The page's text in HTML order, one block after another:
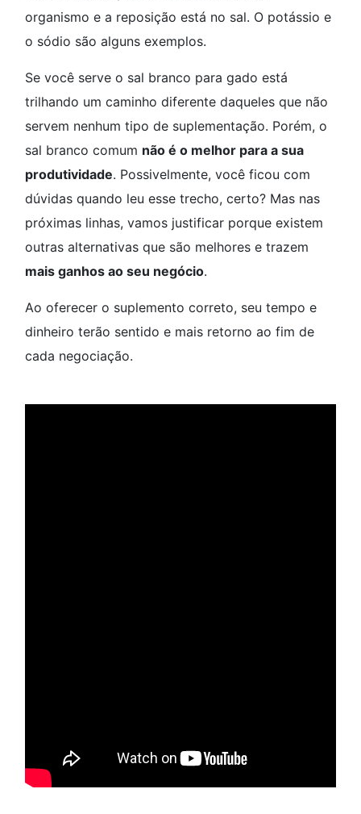
organismo e a reposição está no sal. O potássio e
o sódio são alguns exemplos.
Se você serve o sal branco para gado está
trilhando um caminho diferente daqueles que não
servem nenhum tipo de suplementação. Porém, o
sal branco comum não é o melhor para a sua
produtividade. Possivelmente, você ficou com
dúvidas quando leu esse trecho, certo? Mas nas
próximas linhas, vamos justificar porque existem
outras alternativas que são melhores e trazem
mais ganhos ao seu negócio.
Ao oferecer o suplemento correto, seu tempo e
dinheiro terão sentido e mais retorno ao fim de
cada negociação.